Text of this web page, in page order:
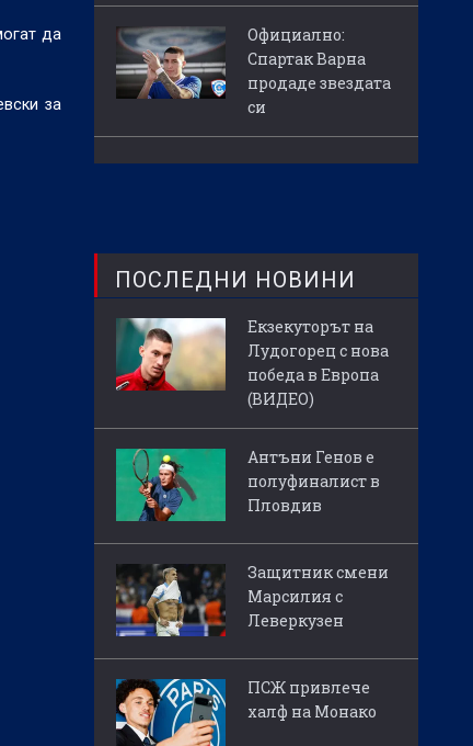
да
за
Официално:
Спартак Варна
продаде звездата
си
ПОСЛЕДНИ НОВИНИ
Екзекуторът на
Лудогорец с нова
победа в Европа
(ВИДЕО)
Антъни Генов е
полуфиналист в
Пловдив
Защитник смени
Марсилия с
Леверкузен
ПСЖ привлече
халф на Монако